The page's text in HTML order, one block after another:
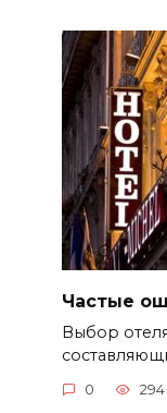
Частые
Выбор
0 294